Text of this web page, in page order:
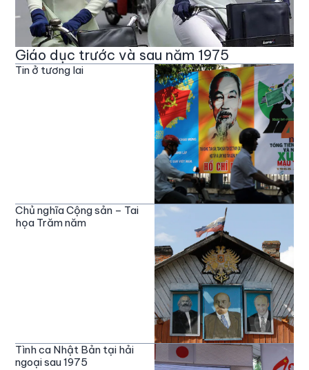
Giáo dục trước và sau năm 1975
Tin ở tương lai
Chủ nghĩa Cộng sản – Tai
họa Trăm năm
Tình ca Nhật Bản tại hải
ngoại sau 1975